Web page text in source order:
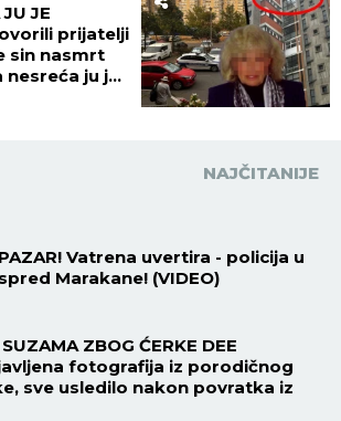
JE
prijatelji
sin nasmrt
nesreća ju je
NAJČITANIJE
Vatrena uvertira - policija u
Marakane! (VIDEO)
ZBOG ĆERKE DEE
fotografija iz porodičnog
sve usledilo nakon povratka iz